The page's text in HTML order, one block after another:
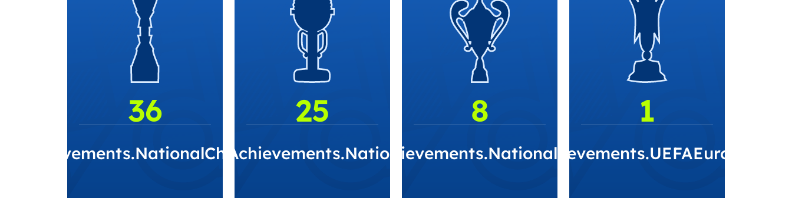
36 25
CLUB.Achievements.NationalCup
8
CLUB.Achievements.NationalSuperCup
1